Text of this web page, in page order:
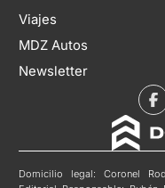
Viajes
MDZ Autos
Newsletter
Domicilio legal: Coronel